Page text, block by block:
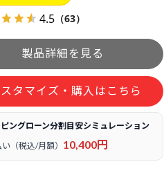
4.5 （63）
タマイズ・購入はこちら
ングローン分割目安シミュレーション
（税込/月額） 10,400円